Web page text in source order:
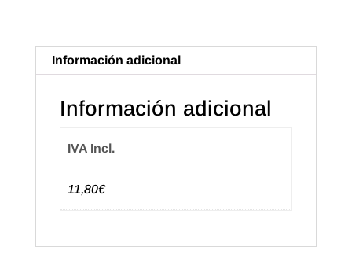
Catalán
(500u.)
cantidad
Información adicional
Información adicional
IVA Incl.
11,80€